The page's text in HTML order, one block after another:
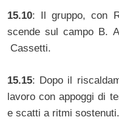
15.10: Il gruppo, con
scende sul campo B.
Cassetti.
15.15: Dopo il
lavoro con appoggi di
e scatti a ritmi sostenuti.